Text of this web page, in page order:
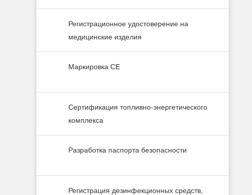
Регистрационное удостоверение на
медицинские изделия
Маркировка СЕ
Сертификация топливно-энергетического
комплекса
Разработка паспорта безопасности
Регистрация дезинфекционных средств,